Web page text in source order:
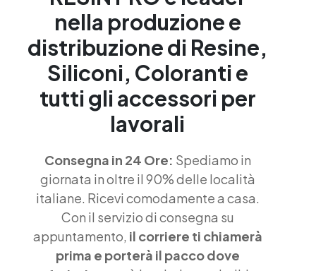
nella produzione e
distribuzione di Resine,
Siliconi, Coloranti e
tutti gli accessori per
lavorali
Consegna in 24 Ore: Spediamo in
giornata in oltre il 90% delle località
italiane. Ricevi comodamente a casa.
Con il servizio di consegna su
appuntamento, il corriere ti chiamerà
prima e porterà il pacco dove